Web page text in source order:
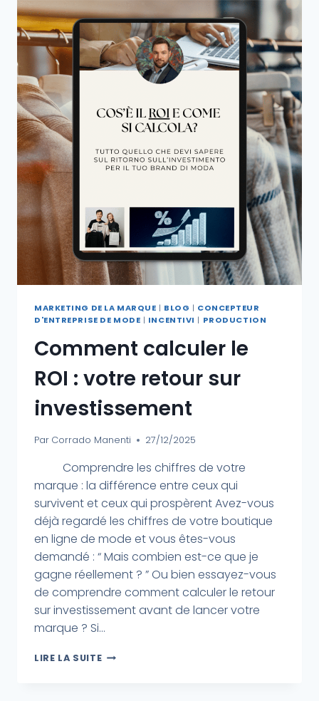
MARKETING DE LA MARQUE | BLOG | CONCEPTEUR
D'ENTREPRISE DE MODE | INCENTIVI | PRODUCTION
Comment calculer le
ROI : votre retour sur
investissement
Par Corrado Manenti 27/12/2025
Comprendre les chiffres de votre
marque : la différence entre ceux qui
survivent et ceux qui prospèrent Avez-vous
déjà regardé les chiffres de votre boutique
en ligne de mode et vous êtes-vous
demandé : “ Mais combien est-ce que je
gagne réellement ? ” Ou bien essayez-vous
de comprendre comment calculer le retour
sur investissement avant de lancer votre
marque ? Si...
LIRE LA SUITE